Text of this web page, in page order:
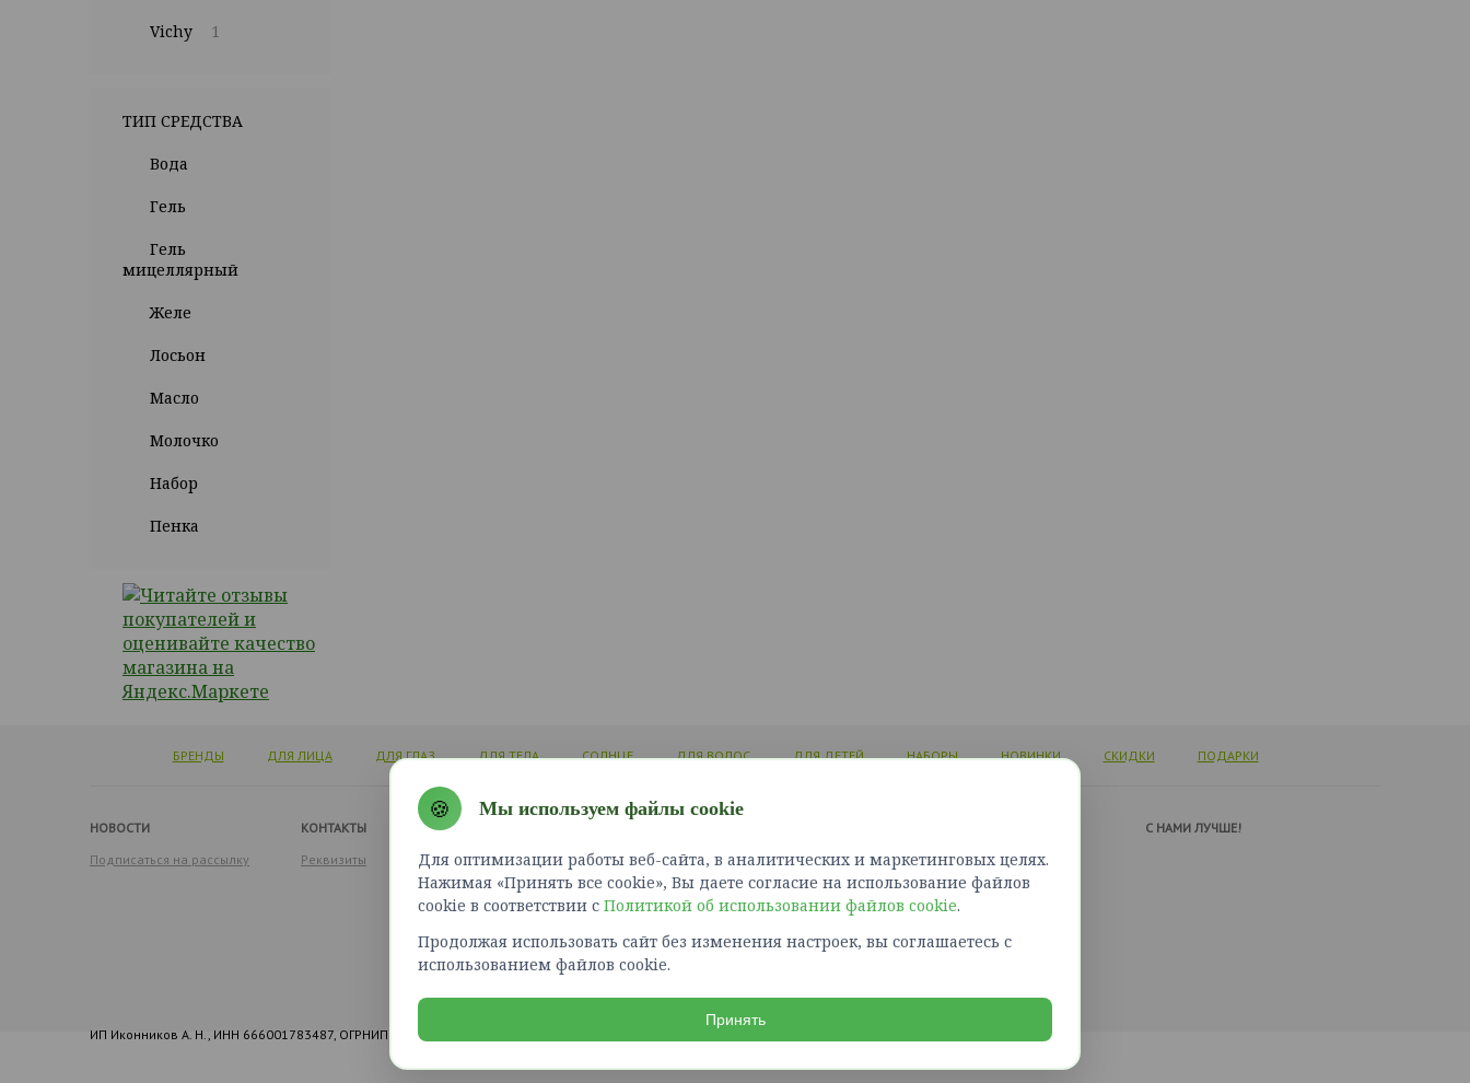
Vichy 1
ТИП СРЕДСТВА
Вода
Гель
Гель
мицеллярный
Желе
Лосьон
Масло
Молочко
Набор
Пенка
БРЕНДЫ ДЛЯ ЛИЦА ДЛЯ ГЛАЗ ДЛЯ ТЕЛА СОЛНЦЕ ДЛЯ ВОЛОС ДЛЯ ДЕТЕЙ НАБОРЫ НОВИНКИ СКИДКИ ПОДАРКИ
НОВОСТИ
Подписаться на рассылку
КОНТАКТЫ
Реквизиты
Войти
Зарегистрироваться
Доставка и оплата
Как сделать заказ?
Политика конфиденциальности
Правила оплаты картами
Связаться с нами
Карта сайта
C НАМИ ЛУЧШЕ!
ИП Иконников А. Н., ИНН 666001783487, ОГРНИП 316965800173155, г. Екатеринбург, Елизаветинское шоссе, д. 29
🍪 Мы используем файлы cookie
Для оптимизации работы веб-сайта, в аналитических и маркетинговых целях.
Нажимая «Принять все cookie», Вы даете согласие на использование файлов
cookie в соответствии с Политикой об использовании файлов cookie.
Продолжая использовать сайт без изменения настроек, вы соглашаетесь с
использованием файлов cookie.
Принять